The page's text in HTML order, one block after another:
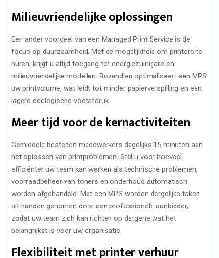
Milieuvriendelijke oplossingen
Een ander voordeel van een Managed Print Service is de
focus op duurzaamheid. Met de mogelijkheid om printers te
huren, krijgt u altijd toegang tot energiezuinigere en
milieuvriendelijke modellen. Bovendien optimaliseert een MPS
uw printvolume, wat leidt tot minder papierverspilling en een
lagere ecologische voetafdruk.
Meer tijd voor de kernactiviteiten
Gemiddeld besteden medewerkers dagelijks 15 minuten aan
het oplossen van printproblemen. Stel u voor hoeveel
efficiënter uw team kan werken als technische problemen,
voorraadbeheer van toners en onderhoud automatisch
worden afgehandeld. Met een MPS worden dergelijke taken
uit handen genomen door een professionele aanbieder,
zodat uw team zich kan richten op datgene wat het
belangrijkst is voor uw organisatie.
Flexibiliteit met printer verhuur